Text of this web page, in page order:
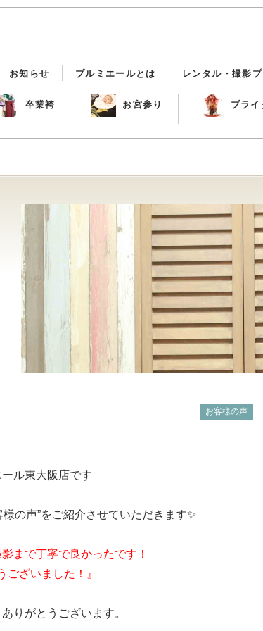
お知らせ プルミエールとは レンタル・撮影
卒業袴 お宮参り ブライ
お客様の声
ル東大阪店です
の声”をご紹介させていただきます✨
まで丁寧で良かったです！
ございました！』
りがとうございます。